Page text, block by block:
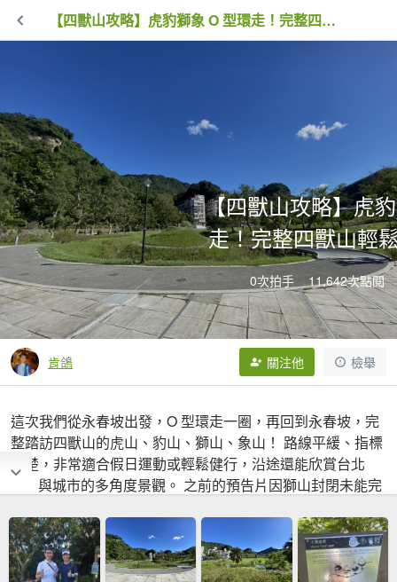
【四獸山攻略】虎豹獅象 O 型環走！完整四獸山輕鬆路線全收錄
【四獸山攻略】虎
走！完整四獸山輕
0次拍手 11,642次點閱
肯鴿 關注他 檢舉
這次我們從永春坡出發，O 型環走一圈，再回到永春坡，完
整踏訪四獸山的虎山、豹山、獅山、象山！ 路線平緩、指標
清楚，非常適合假日運動或輕鬆健行，沿途還能欣賞台北
101 與城市的多角度景觀。 之前的預告片因獅山封閉未能完
座山峰！ 2025/10/02 #四獸山 #虎山 #豹山 #獅山 #象山 #四
獸山步道 #台北健行 #台北登山 #台北秘境 #台北101 #登山
健行 #O型環走 #台北旅遊